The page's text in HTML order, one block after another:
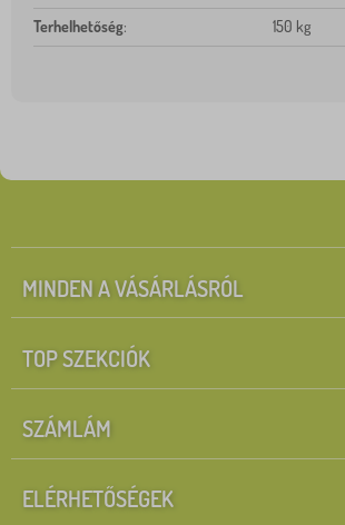
Terhelhetőség: 150 kg
MINDEN A VÁSÁRLÁSRÓL
TOP SZEKCIÓK
SZÁMLÁM
ELÉRHETŐSÉGEK